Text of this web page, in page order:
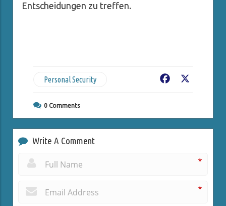
Entscheidungen zu treffen.
Personal Security Facebook
0 Comments
Write A Comment
*
*